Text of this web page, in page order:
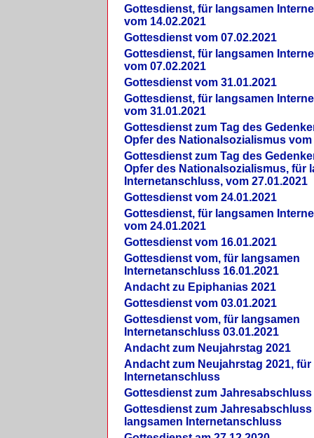
Gottesdienst, für langsamen
vom 14.02.2021
Gottesdienst vom 07.02.2021
Gottesdienst, für langsamen
vom 07.02.2021
Gottesdienst vom 31.01.2021
Gottesdienst, für langsamen
vom 31.01.2021
Gottesdienst zum Tag des
Opfer des Nationalsozialismus vom
Gottesdienst zum Tag des
Opfer des Nationalsozialismus, für
Internetanschluss, vom 27.01.2021
Gottesdienst vom 24.01.2021
Gottesdienst, für langsamen
vom 24.01.2021
Gottesdienst vom 16.01.2021
Gottesdienst vom, für langsamen
Internetanschluss 16.01.2021
Andacht zu Epiphanias 2021
Gottesdienst vom 03.01.2021
Gottesdienst vom, für langsamen
Internetanschluss 03.01.2021
Andacht zum Neujahrstag 2021
Andacht zum Neujahrstag 2021,
Internetanschluss
Gottesdienst zum Jahresabschluss
Gottesdienst zum Jahresabschluss
langsamen Internetanschluss